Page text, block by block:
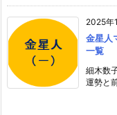
2025年
金星人
一覧
細木数
運勢と